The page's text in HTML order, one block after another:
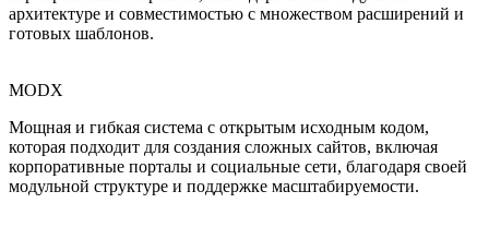
архитектуре и совместимостью с множеством расширений и
готовых шаблонов.
MODX
Мощная и гибкая система с открытым исходным кодом,
которая подходит для создания сложных сайтов, включая
корпоративные порталы и социальные сети, благодаря своей
модульной структуре и поддержке масштабируемости.